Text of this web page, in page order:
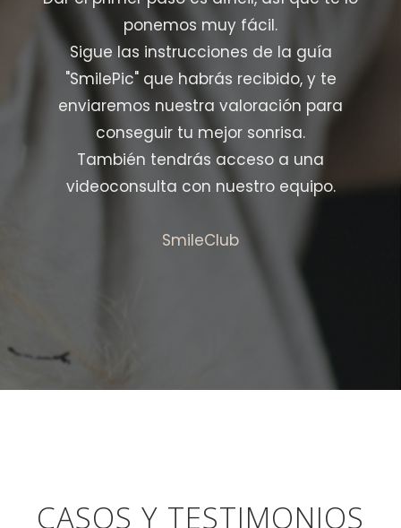
ponemos muy fácil.
Sigue las instrucciones de la guía
"SmilePic" que habrás recibido, y te
enviaremos nuestra valoración para
conseguir tu mejor sonrisa.
También tendrás acceso a una
videoconsulta con nuestro equipo.
SmileClub
CASOS Y TESTIMONIOS